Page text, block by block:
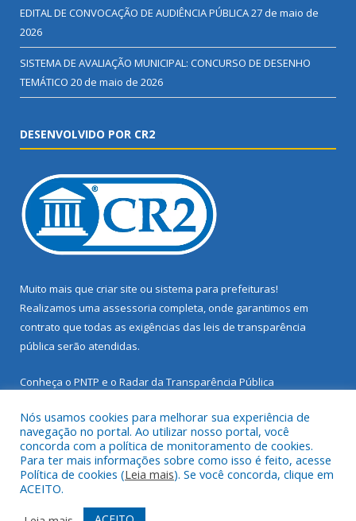
EDITAL DE CONVOCAÇÃO DE AUDIÊNCIA PÚBLICA27 de maio de
2026
SISTEMA DE AVALIAÇÃO MUNICIPAL: CONCURSO DE DESENHO
TEMÁTICO 20 de maio de 2026
DESENVOLVIDO POR CR2
Muito mais que criar site ou sistema para prefeituras!
Realizamos uma assessoria completa, onde garantimos em
contrato que todas as exigências das leis de transparência
pública serão atendidas.
Conheça o PNTP e o Radar da Transparência Pública
Todos os direitos reservados a Prefeitura Municipal de Santarém
Novo.
Mapa do Site Acessar Área Administrativa
Nós usamos cookies para melhorar sua experiência de
navegação no portal. Ao utilizar nosso portal, você
concorda com a política de monitoramento de cookies.
Para ter mais informações sobre como isso é feito, acesse
Política de cookies (Leia mais). Se você concorda, clique em
ACEITO.